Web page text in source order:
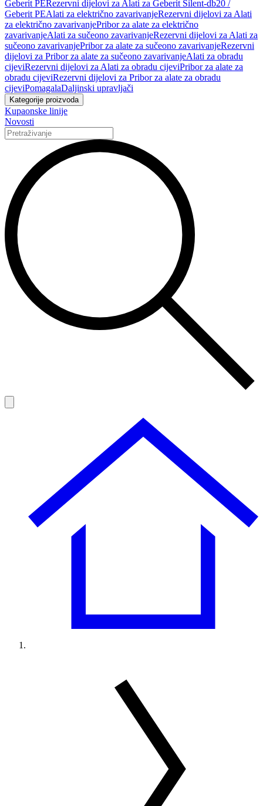
Geberit PERezervni dijelovi za Alati za Geberit Silent-db20 /
Geberit PEAlati za električno zavarivanjeRezervni dijelovi za Alati
za električno zavarivanjePribor za alate za električno
zavarivanjeAlati za sučeono zavarivanjeRezervni dijelovi za Alati za
sučeono zavarivanjePribor za alate za sučeono zavarivanjeRezervni
dijelovi za Pribor za alate za sučeono zavarivanjeAlati za obradu
cijeviRezervni dijelovi za Alati za obradu cijeviPribor za alate za
obradu cijeviRezervni dijelovi za Pribor za alate za obradu
cijeviPomagalaDaljinski upravljači
Kategorije proizvoda
Kupaonske linije
Novosti